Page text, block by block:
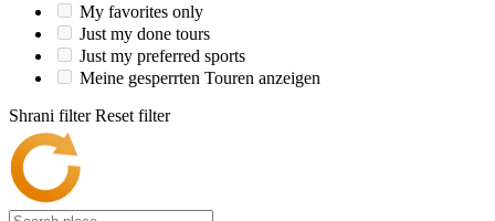
My favorites only
Just my done tours
Just my preferred sports
Meine gesperrten Touren anzeigen
Shrani filter Reset filter